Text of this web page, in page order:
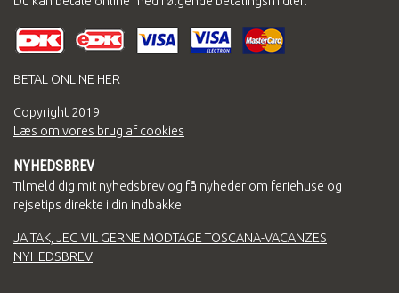
BETAL ONLINE HER
Copyright 2019
Læs om vores brug af cookies
NYHEDSBREV
Tilmeld dig mit nyhedsbrev og få nyheder om feriehuse og
rejsetips direkte i din indbakke.
JA TAK, JEG VIL GERNE MODTAGE TOSCANA-VACANZES
NYHEDSBREV